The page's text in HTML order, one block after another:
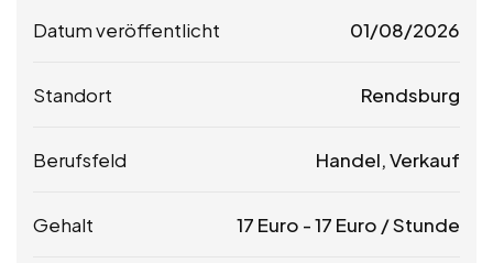
Datum veröffentlicht 01/08/2026
Standort Rendsburg
Berufsfeld Handel, Verkauf
Gehalt 17 Euro -17 Euro / Stunde